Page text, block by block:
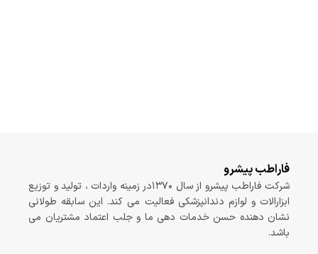
فاراطب پیشرو
شرکت فاراطب پیشرو از سال ۱۳۷۰در زمینه واردات ، تولید و توزیع
ابزارالات و لوازم دندانپزشکی فعالیت می کند. این سابقه طولانی
نشان دهنده حسن خدمات دهی ما و جلب اعتماد مشتریان می
باشد.